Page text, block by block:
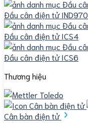
Đầu cân điện tử IND970
Đầu cân điện tử ICS4
Đầu cân điện tử ICS6
Thương hiệu
Cân bàn điện tử